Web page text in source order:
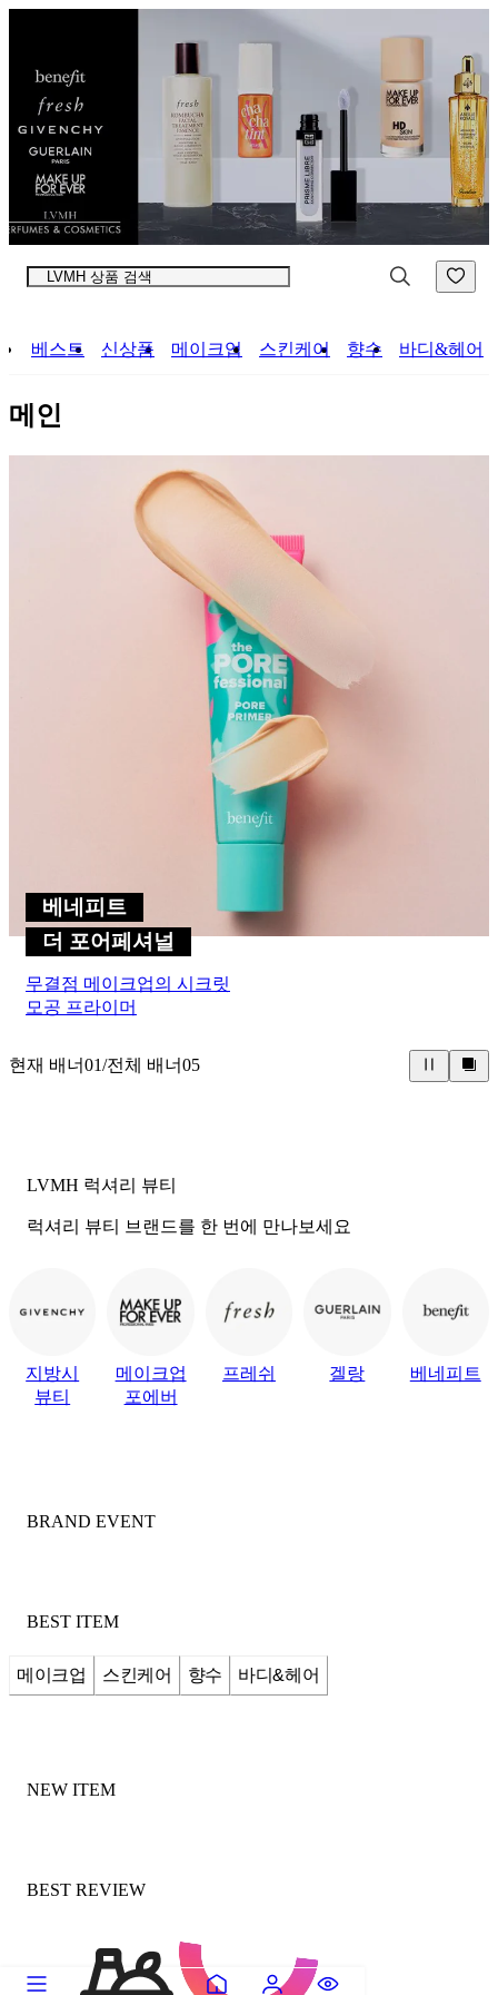
가
기
베스트 신상품 메이크업 스킨케어 향수 바디&헤어
메인
베네피트
더 포어페셔널
무결점 메이크업의 시크릿
모공 프라이머
현재 배너01/전체 배너05
LVMH 럭셔리 뷰티
럭셔리 뷰티 브랜드를 한 번에 만나보세요
지방시
뷰티
메이크업
포에버
프레쉬 겔랑 베네피트
BRAND EVENT
BEST ITEM
메이크업 스킨케어 향수 바디&헤어
NEW ITEM
BEST REVIEW